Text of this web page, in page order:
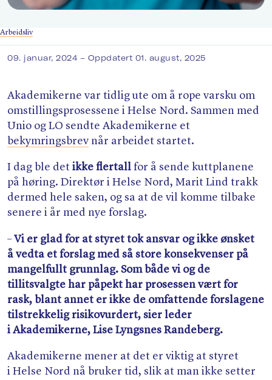
Arbeidsliv
09. januar, 2024 – Oppdatert 01. august, 2025
Akademikerne var tidlig ute om å rope varsku om
omstillingsprosessene i Helse Nord. Sammen med
Unio og LO sendte Akademikerne et
bekymringsbrev når arbeidet startet.
I dag ble det ikke flertall for å sende kuttplanene
på høring. Direktør i Helse Nord, Marit Lind trakk
dermed hele saken, og sa at de vil komme tilbake
senere i år med nye forslag.
–Vi er glad for at styret tok ansvar og ikke ønsket
å vedta et forslag med så store konsekvenser på
mangelfullt grunnlag. Som både vi og de
tillitsvalgte har påpekt har prosessen vært for
rask, blant annet er ikke de omfattende forslagene
tilstrekkelig risikovurdert, sier leder
i Akademikerne, Lise Lyngsnes Randeberg.
Akademikerne mener at det er viktig at styret
i Helse Nord nå bruker tid, slik at man ikke setter